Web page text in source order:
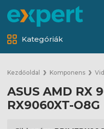
Kategóriák
Kezdőoldal Komponens
ASUS AMD RX
RX9060XT-O8G